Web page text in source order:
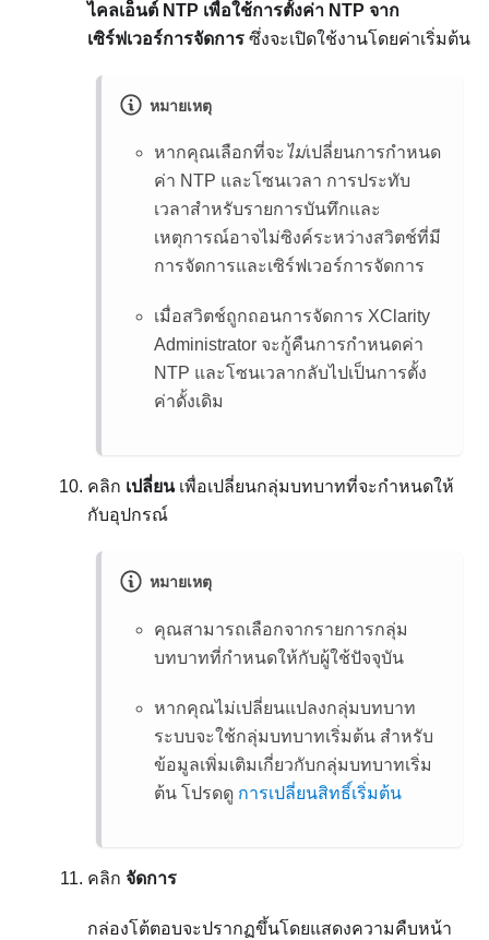
ไคลเอ็นต์ NTP เพื่อใช้การตั้งค่า NTP จาก
เซิร์ฟเวอร์การจัดการ ซึ่งจะเปิดใช้งานโดยค่าเริ่มต้น
หมายเหตุ
หากคุณเลือกที่จะ ไม่เปลี่ยนการกำหนด
ค่า NTP และโซนเวลา การประทับ
เวลาสำหรับรายการบันทึกและ
เหตุการณ์อาจไม่ซิงค์ระหว่างสวิตช์ที่มี
การจัดการและเซิร์ฟเวอร์การจัดการ
เมื่อสวิตช์ถูกถอนการจัดการ XClarity
Administrator จะกู้คืนการกำหนดค่า
NTP และโซนเวลากลับไปเป็นการตั้ง
ค่าดั้งเดิม
คลิก เปลี่ยนเพื่อเปลี่ยนกลุ่มบทบาทที่จะกำหนดให้
กับอุปกรณ์
หมายเหตุ
คุณสามารถเลือกจากรายการกลุ่ม
บทบาทที่กำหนดให้กับผู้ใช้ปัจจุบัน
หากคุณไม่เปลี่ยนแปลงกลุ่มบทบาท
ระบบจะใช้กลุ่มบทบาทเริ่มต้น สำหรับ
ข้อมูลเพิ่มเติมเกี่ยวกับกลุ่มบทบาทเริ่ม
ต้น โปรดดู การเปลี่ยนสิทธิ์เริ่มต้น
คลิก จัดการ
กล่องโต้ตอบจะปรากฏขึ้นโดยแสดงความคืบหน้า